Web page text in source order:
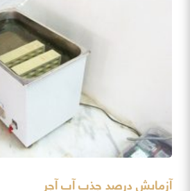
آزمایش درصد جذب آب آجر